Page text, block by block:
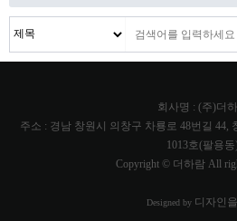
회사명 : (주)더
주소 : 경남 창원시 의창구 차룡로 48번길 44,
1013호(팔용
Copyright © 더하람 All
Designed by디자인